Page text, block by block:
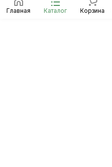
Главная Каталог Корзина